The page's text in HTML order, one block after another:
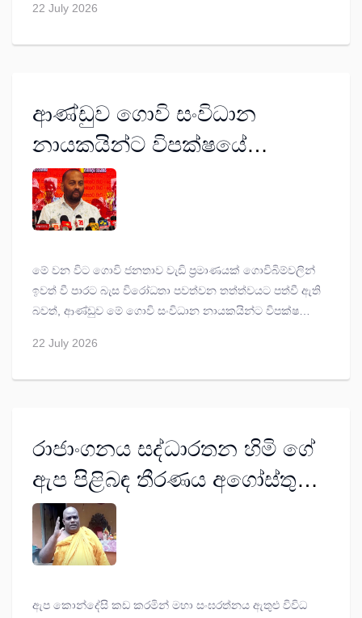
ජනමාධ්‍ය අමාත්‍ය වෛද්‍ය නලින්ද ජයතිස්ස මහතා විසින් අද
22 July 2026
ආණ්ඩුව ගොවි සංවිධාන
නායකයින්ට විපක්ෂයේ
කණ්ඩායම් යැයි ඇඟිල්ල දිගු
කරනවා - මහින්ද අමරවීර
මේ වන විට ගොවි ජනතාව වැඩි ප්‍රමාණයක් ගොවිබිම්වලින්
ඉවත් වී පාරට බැස විරෝධතා පවත්වන තත්ත්වයට පත්වී ඇති
බවත්, ආණ්ඩුව මේ ගොවි සංවිධාන නායකයින්ට විපක්ෂයේ
මහින්ද අමරවීර පැවසී ය.
22 July 2026
රාජාංගනය සද්ධාරතන හිමි ගේ
ඇප පිළිබඳ තීරණය අගෝස්තු
පස්වන දා
ඇප කොන්දේසි කඩ කරමින් මහා සංඝරත්නය ඇතුළු විවිධ